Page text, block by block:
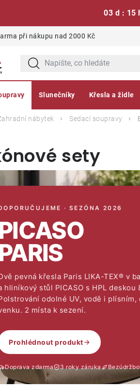
03 d : 15
při nákupu nad 2000 Kč
Slunečníky Křesla a židle
nábytek Sedací soupravy
sety
· SEZÓNA 2026
pevná křesla Paris LIKA-TEX® v
hliníkový stůl PICASO s HPL deskou
odolné UV, vodě i plísním,
2 místa k sezení.
Prohlédnout produkt
Doprava zdarma 3 roky záruka